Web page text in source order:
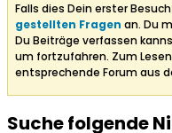
Falls dies Dein erster
gestellten Fragen an. Du
Du Beiträge verfassen
um fortzufahren. Zum
entsprechende Forum aus
Suche folgende